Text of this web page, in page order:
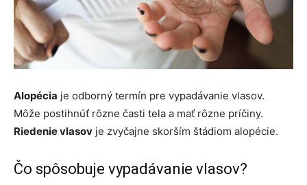
Alopécia je odborný termín pre vypadávanie vlasov.
Môže postihnúť rôzne časti tela a mať rôzne príčiny.
Riedenie vlasov je zvyčajne skorším štádiom alopécie.
Čo spôsobuje vypadávanie vlasov?